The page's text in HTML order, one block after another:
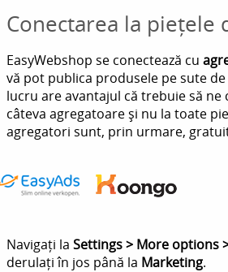
Conectarea la piețele
EasyWebshop se conectează cu
vă pot publica produsele pe sute
lucru are avantajul că trebuie să ne
câteva agregatoare și nu la toate
agregatori sunt, prin urmare,
Navigați la Settings > More options
derulați în jos până la Marketing.